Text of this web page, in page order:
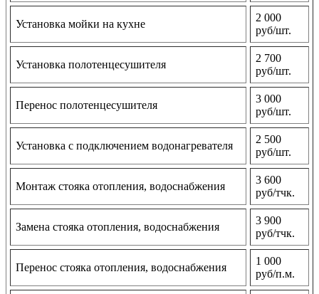
Установка мойки на кухне
2 000
руб/шт.
Установка полотенцесушителя
2 700
руб/шт.
Перенос полотенцесушителя
3 000
руб/шт.
Установка с подключением водонагревателя
2 500
руб/шт.
Монтаж стояка отопления, водоснабжения
3 600
руб/тчк.
Замена стояка отопления, водоснабжения
3 900
руб/тчк.
Перенос стояка отопления, водоснабжения
1 000
руб/п.м.